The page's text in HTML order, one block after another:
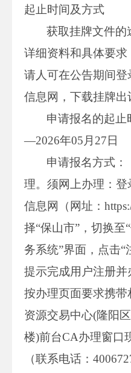
起止时间及方式
获取挂牌文件的
详细资料和具体要
请人可在公告期间
信息网，下载挂牌出
申请报名的起止
—2026年05月27日
申请报名方式
理。须网上办理：
信息网（网址：
择“保山市”，切换至
务系统”界面，点击“
提示完成用户注册
按办理页面要求携
资源交易中心(隆阳
楼)前台CA办理窗口
（联系电话：